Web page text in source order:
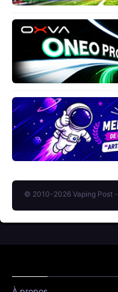
© 2010-2026 Vaping Post -